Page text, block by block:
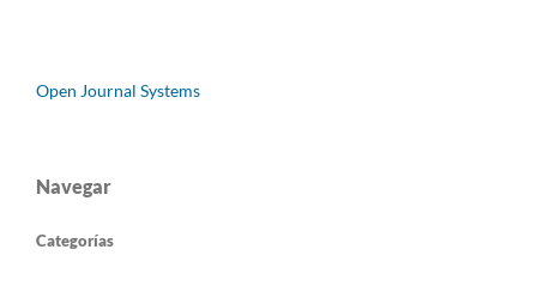
Open Journal Systems
Navegar
Categorías